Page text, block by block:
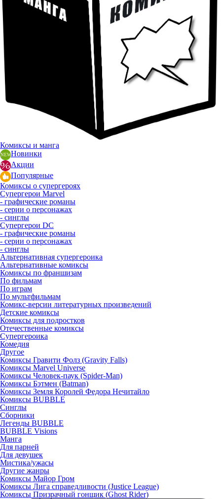
Комиксы и манга
Новинки
Акции
Популярные
Комиксы о супергероях
Супергерои Marvel
- графические романы
- серии о персонажах
- синглы
Супергерои DC
- графические романы
- серии о персонажах
- синглы
Альтернативная супергероика
Альтернативные комиксы
Комиксы по франшизам
По фильмам
По играм
По мультфильмам
Комикс-версии литературных произведений
Детские комиксы
Комиксы для подростков
Отечественные комиксы
Супергероика
Комедия
Другое
Комиксы Гравити Фолз (Gravity Falls)
Комиксы Marvel Universe
Комиксы Человек-паук (Spider-Man)
Комиксы Бэтмен (Batman)
Комиксы Земля Королей Федора Нечитайло
Комиксы BUBBLE
Синглы
Сборники
Легенды BUBBLE
BUBBLE Visions
Манга
Для парней
Для девушек
Мистика/ужасы
Другие жанры
Комиксы Майор Гром
Комиксы Лига справедливости (Justice League)
Комиксы Призрачный гонщик (Ghost Rider)